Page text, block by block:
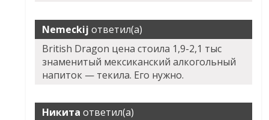
Nemeckij ответил(а)
British Dragon цена стоила 1,9-2,1 тыс
знаменитый мексиканский алкогольный
напиток — текила. Его нужно.
Никита ответил(а)